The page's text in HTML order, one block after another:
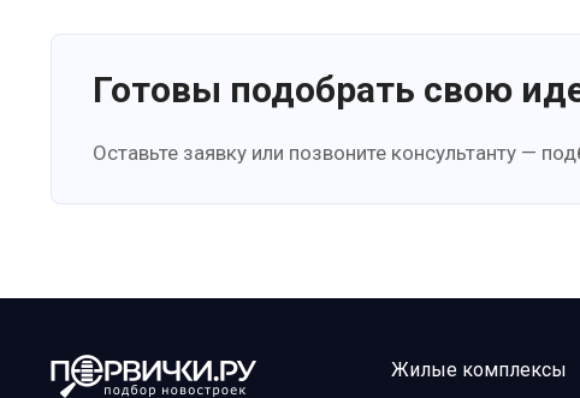
Готовы подобрать свою
Оставьте заявку или позвоните консультанту —
Жилые комплексы